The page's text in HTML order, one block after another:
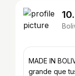
MADE IN BOLIVIA 🇧🇴 🔺Deja